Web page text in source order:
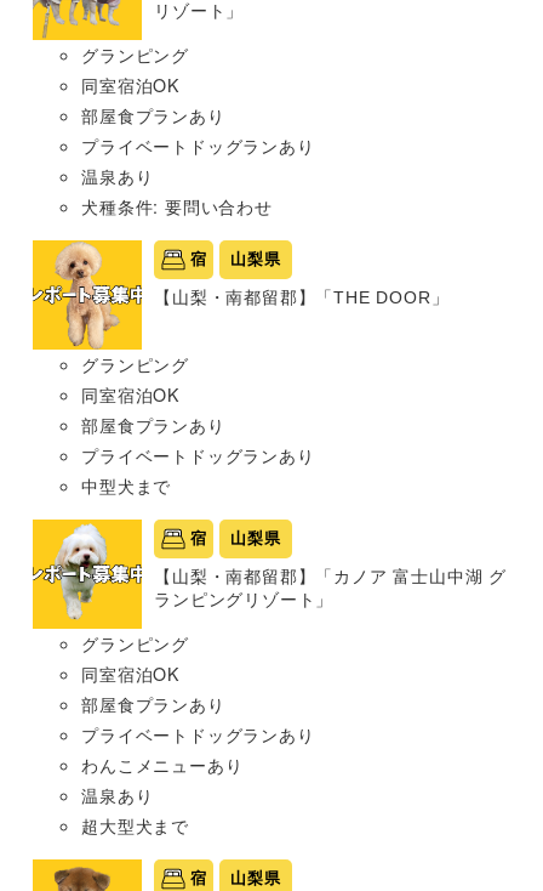
リゾート」
グランピング
同室宿泊OK
部屋食プランあり
プライベートドッグランあり
温泉あり
犬種条件: 要問い合わせ
宿 山梨県
【山梨・南都留郡】「THE DOOR」
グランピング
同室宿泊OK
部屋食プランあり
プライベートドッグランあり
中型犬まで
宿 山梨県
【山梨・南都留郡】「カノア 富士山中湖 グ
ランピングリゾート」
グランピング
同室宿泊OK
部屋食プランあり
プライベートドッグランあり
わんこメニューあり
温泉あり
超大型犬まで
宿 山梨県